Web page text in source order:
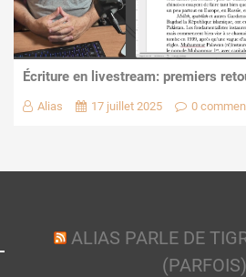
Écriture en livestream: premiers
Alias 17 juillet 2025 0
ALIAS PARLE DE
(PARFOIS)